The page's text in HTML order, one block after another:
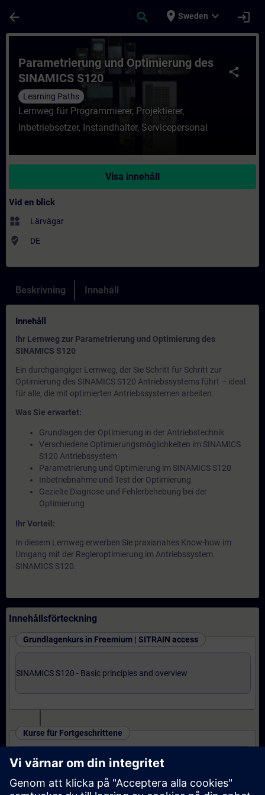
arrow_back search place Sweden expand_more login
Kurs - Parametrierung und Optimierung
share
Parametrierung und Optimierung des
SINAMICS S120
Learning Paths
Lernweg für Programmierer, Projektierer,
Inbetriebsetzer, Instandhalter, Servicepersonal
Visa innehåll
Vid en blick
widgets Lärvägar
where_to_vote DE
Beskrivning Innehåll
Innehåll
Ihr Lernweg zur Parametrierung und Optimierung des
SINAMICS S120
Ein durchgängiger Lernweg, der Sie Schritt für Schritt zur
Optimierung des SINAMICS S120 Antriebssystems führt – ideal
für alle, die mit optimierten Antriebssystemen arbeiten.
Was Sie erwartet:
Grundlagen der Optimierung in der Antriebstechnik
Verschiedene Optimierungsmöglichkeiten im SINAMICS
S120 Antriebssystem
Parametrierung und Optimierung im SINAMICS S120
Inbetriebnahme und Test der Optimierung
Gezielte Diagnose und Fehlerbehebung bei der
Optimierung
Ihr Vorteil:
In diesem Lernweg erwerben Sie praxisnahes Know-how im
Umgang mit der Regleroptimierung im Antriebssystem
SINAMICS S120.
Innehållsförteckning
Grundlagenkurs in Freemium | SITRAIN access
SINAMICS S120 - Basic principles and overview
Kurse für Fortgeschrittene
SINAMICS S120 - Parametrieren und
Inbetriebnahme mit STARTER (Präsenz-Training)